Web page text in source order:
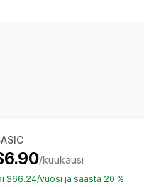
/kuukausi
$66.24/vuosi ja säästä 20 %